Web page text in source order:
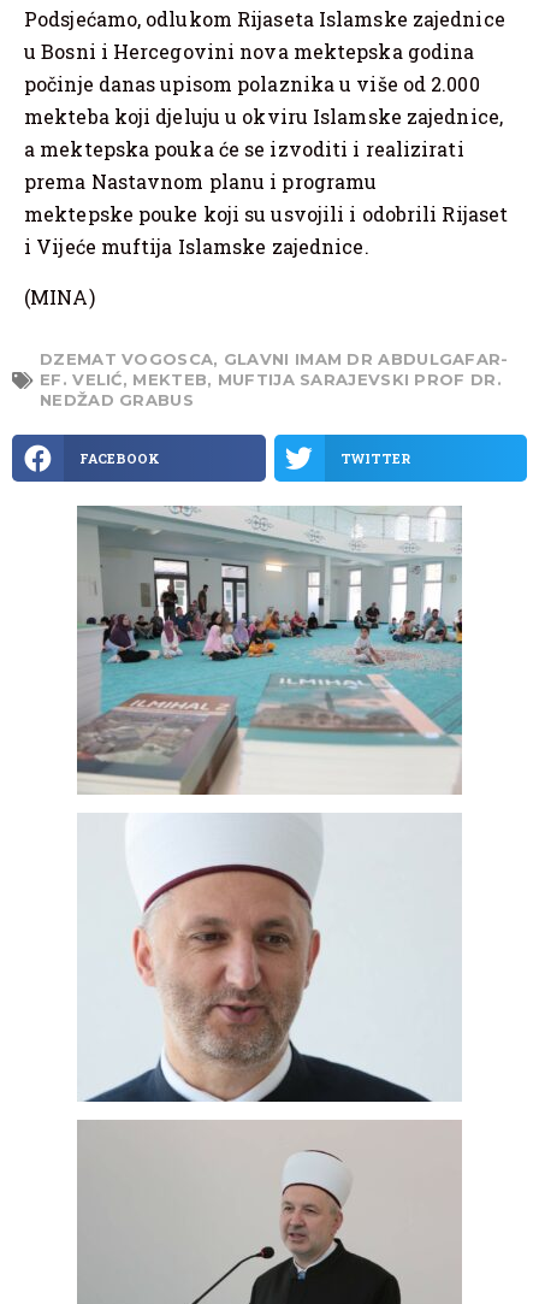
Podsjećamo, odlukom Rijaseta Islamske zajednice
u Bosni i Hercegovini nova mektepska godina
počinje danas upisom polaznika u više od 2.000
mekteba koji djeluju u okviru Islamske zajednice,
a mektepska pouka će se izvoditi i realizirati
prema Nastavnom planu i programu
mektepske pouke koji su usvojili i odobrili Rijaset
i Vijeće muftija Islamske zajednice.
(MINA)
DZEMAT VOGOSCA, GLAVNI IMAM DR ABDULGAFAR-
EF. VELIĆ, MEKTEB, MUFTIJA SARAJEVSKI PROF DR.
NEDŽAD GRABUS
FACEBOOK TWITTER